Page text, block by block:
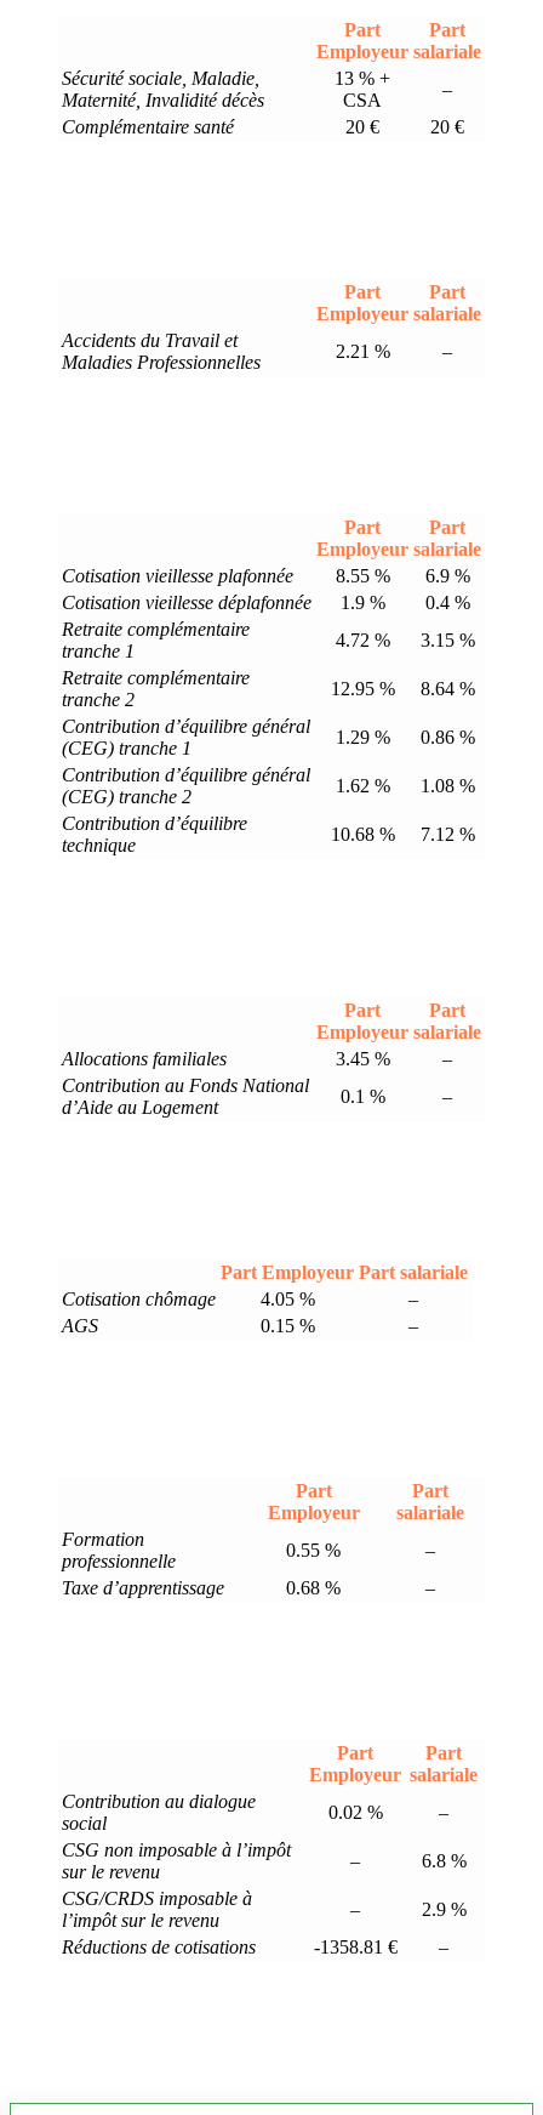
Part
Employeur
Part
salariale
Sécurité sociale, Maladie,
Maternité, Invalidité décès
13 % +
CSA
–
Complémentaire santé
20 € 20 €
Part
Employeur
Part
salariale
Accidents du Travail et
Maladies Professionnelles
2.21 % –
Part
Employeur
Part
salariale
Cotisation vieillesse plafonnée
8.55 %
6.9 %
Cotisation vieillesse déplafonnée
1.9 %
0.4 %
Retraite complémentaire
tranche 1
4.72 %
3.15 %
Retraite complémentaire
tranche 2
12.95 %
8.64 %
Contribution d’équilibre général
(CEG) tranche 1
1.29 %
0.86 %
Contribution d’équilibre général
(CEG) tranche 2
1.62 %
1.08 %
Contribution d’équilibre
technique
10.68 % 7.12 %
Part
Employeur
Part
salariale
Allocations familiales
3.45 %
–
Contribution au Fonds National
d’Aide au Logement
0.1 % –
Part Employeur Part salariale
Cotisation chômage
4.05 %
–
AGS
0.15 % –
Part
Employeur
Part
salariale
Formation
professionnelle
0.55 %
–
Taxe d’apprentissage
0.68 % –
Part
Employeur
Part
salariale
Contribution au dialogue
social
0.02 %
–
CSG non imposable à l’impôt
sur le revenu
–
6.8 %
CSG/CRDS imposable à
l’impôt sur le revenu
–
2.9 %
Réductions de cotisations
-1358.81 € –